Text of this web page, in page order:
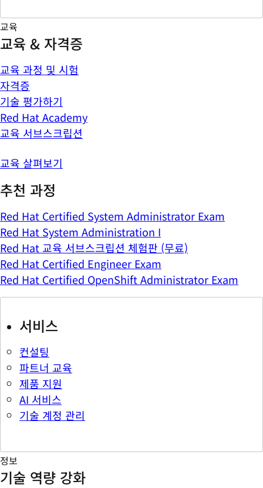
교육
교육 & 자격증
교육 과정 및 시험
자격증
기술 평가하기
Red Hat Academy
교육 서브스크립션
교육 살펴보기
추천 과정
Red Hat Certified System Administrator Exam
Red Hat System Administration I
Red Hat 교육 서브스크립션 체험판 (무료)
Red Hat Certified Engineer Exam
Red Hat Certified OpenShift Administrator Exam
서비스
컨설팅
파트너 교육
제품 지원
AI 서비스
기술 계정 관리
정보
기술 역량 강화